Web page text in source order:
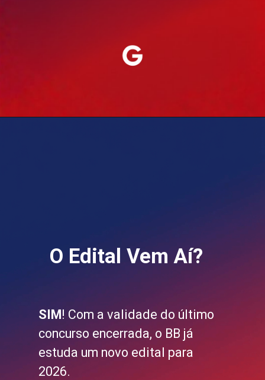
O Edital Vem Aí?
SIM ! Com a validade do último
concurso encerrada, o BB já
estuda um novo edital para
2026.